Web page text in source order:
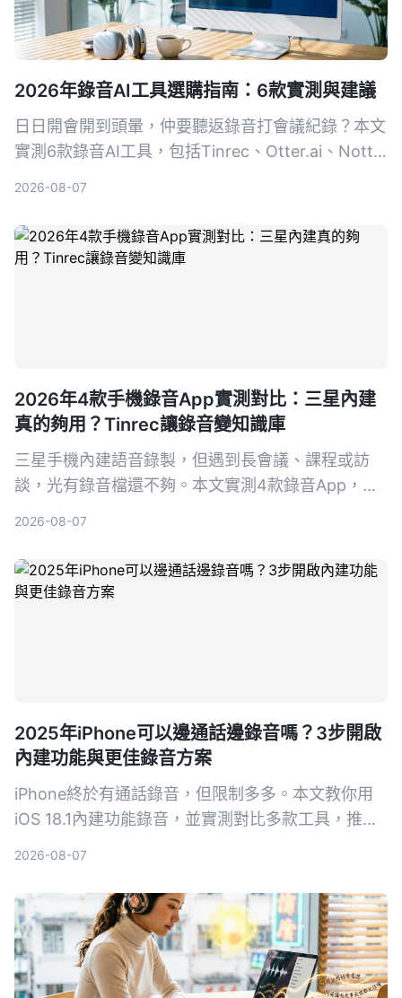
2026年錄音AI工具選購指南：6款實測與建議
日日開會開到頭暈，仲要聽返錄音打會議紀錄？本文
實測6款錄音AI工具，包括Tinrec、Otter.ai、Notta
2026-08-07
2026年4款手機錄音App實測對比：三星內建
真的夠用？Tinrec讓錄音變知識庫
三星手機內建語音錄製，但遇到長會議、課程或訪
談，光有錄音檔還不夠。本文實測4款錄音App，從
2026-08-07
2025年iPhone可以邊通話邊錄音嗎？3步開啟
內建功能與更佳錄音方案
iPhone終於有通話錄音，但限制多多。本文教你用
iOS 18.1內建功能錄音，並實測對比多款工具，推薦
2026-08-07